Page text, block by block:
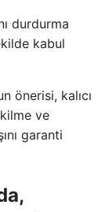
durdurma
kabul
önerisi, kalıcı
ve
garanti